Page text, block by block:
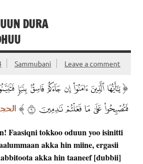
DURA
Sammubani Leave a comment
Faasiqni tokkoo oduun yoo isinitti
akka hin miine, ergasii
akka hin taaneef [dubbii]